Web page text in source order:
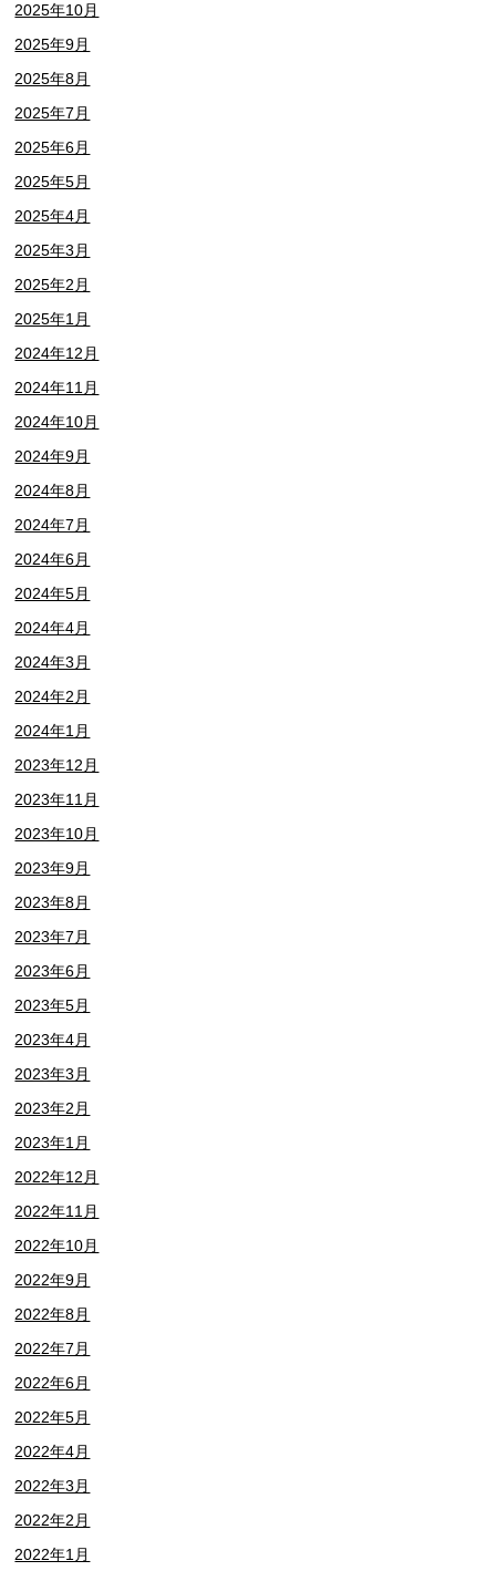
2025年10月
2025年9月
2025年8月
2025年7月
2025年6月
2025年5月
2025年4月
2025年3月
2025年2月
2025年1月
2024年12月
2024年11月
2024年10月
2024年9月
2024年8月
2024年7月
2024年6月
2024年5月
2024年4月
2024年3月
2024年2月
2024年1月
2023年12月
2023年11月
2023年10月
2023年9月
2023年8月
2023年7月
2023年6月
2023年5月
2023年4月
2023年3月
2023年2月
2023年1月
2022年12月
2022年11月
2022年10月
2022年9月
2022年8月
2022年7月
2022年6月
2022年5月
2022年4月
2022年3月
2022年2月
2022年1月